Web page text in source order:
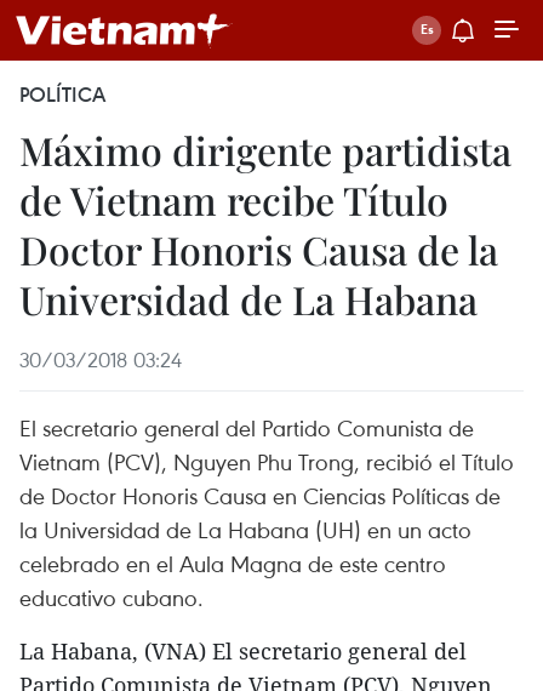
POLÍTICA
Máximo dirigente partidista
de Vietnam recibe Título
Doctor Honoris Causa de la
Universidad de La Habana
30/03/2018 03:24
El secretario general del Partido Comunista de
Vietnam (PCV), Nguyen Phu Trong, recibió el Título
de Doctor Honoris Causa en Ciencias Políticas de
la Universidad de La Habana (UH) en un acto
celebrado en el Aula Magna de este centro
educativo cubano.
La Habana, (VNA) El secretario general del
Partido Comunista de Vietnam (PCV), Nguyen